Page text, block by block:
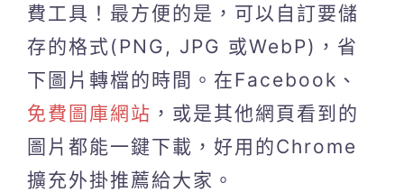
費工具！最方便的是，可以自訂要儲
存的格式(PNG, JPG 或WebP)，省
下圖片轉檔的時間。在Facebook、
免費圖庫網站 ，或是其他網頁看到的
圖片都能一鍵下載，好用的Chrome
擴充外掛推薦給大家。